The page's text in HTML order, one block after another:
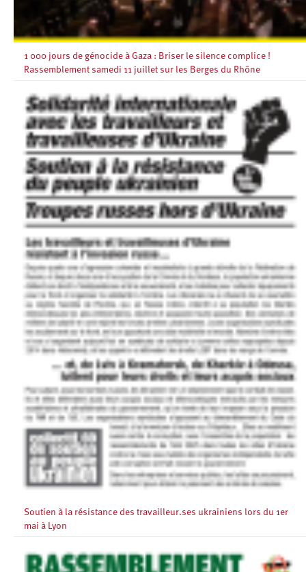
1 000 jours de génocide à Gaza : Briser le silence complice !
Rassemblement samedi 11 juillet sur les Berges du Rhône
Soutien à la résistance des travailleur.ses ukrainiens lors du 1er
mai à Lyon